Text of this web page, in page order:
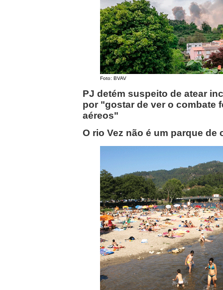
Foto: BVAV
PJ detém suspeito de atear
por "gostar de ver o combate
aéreos"
O rio Vez não é um parque de